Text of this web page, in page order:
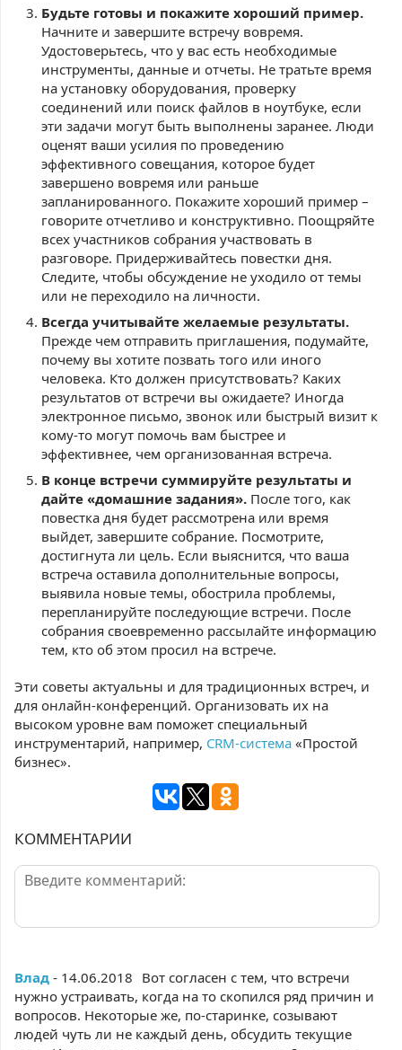
Будьте готовы и покажите хороший пример.
Начните и завершите встречу вовремя.
Удостоверьтесь, что у вас есть необходимые
инструменты, данные и отчеты. Не тратьте время
на установку оборудования, проверку
соединений или поиск файлов в ноутбуке, если
эти задачи могут быть выполнены заранее. Люди
оценят ваши усилия по проведению
эффективного совещания, которое будет
завершено вовремя или раньше
запланированного. Покажите хороший пример –
говорите отчетливо и конструктивно. Поощряйте
всех участников собрания участвовать в
разговоре. Придерживайтесь повестки дня.
Следите, чтобы обсуждение не уходило от темы
или не переходило на личности.
Всегда учитывайте желаемые результаты.
Прежде чем отправить приглашения, подумайте,
почему вы хотите позвать того или иного
человека. Кто должен присутствовать? Каких
результатов от встречи вы ожидаете? Иногда
электронное письмо, звонок или быстрый визит к
кому-то могут помочь вам быстрее и
эффективнее, чем организованная встреча.
В конце встречи суммируйте результаты и
дайте «домашние задания». После того, как
повестка дня будет рассмотрена или время
выйдет, завершите собрание. Посмотрите,
достигнута ли цель. Если выяснится, что ваша
встреча оставила дополнительные вопросы,
выявила новые темы, обострила проблемы,
перепланируйте последующие встречи. После
собрания своевременно рассылайте информацию
тем, кто об этом просил на встрече.
Эти советы актуальны и для традиционных встреч, и
для онлайн-конференций. Организовать их на
высоком уровне вам поможет специальный
инструментарий, например, CRM-система «Простой
бизнес».
КОММЕНТАРИИ
Влад - 14.06.2018 Вот согласен с тем, что встречи
нужно устраивать, когда на то скопился ряд причин и
вопросов. Некоторые же, по-старинке, созывают
людей чуть ли не каждый день, обсудить текущие